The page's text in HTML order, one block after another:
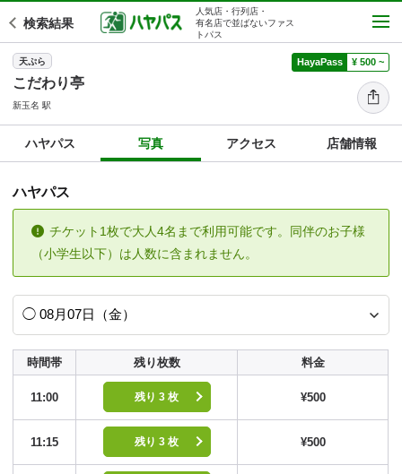
検索結果
人気店・行列店・
有名店で並ばないファス
トパス
天ぷら
こだわり亭
新玉名 駅
HayaPass ¥ 500 ~
ハヤパス 写真 アクセス 店舗情報
ハヤパス
チケット1枚で大人4名まで利用可能です。同伴のお子様
（小学生以下）は人数に含まれません。
時間帯 残り枚数 料金
11:00 残り 3 枚 ¥500
11:15 残り 3 枚 ¥500